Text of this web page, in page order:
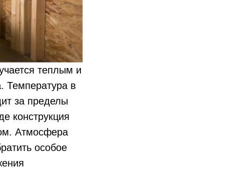
теплым и
Температура в
за пределы
конструкция
Атмосфера
особое